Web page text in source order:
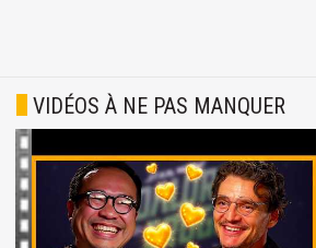
VIDÉOS À NE PAS MANQUER